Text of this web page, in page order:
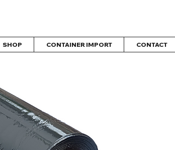
SHOP CONTAINER IMPORT CONTACT